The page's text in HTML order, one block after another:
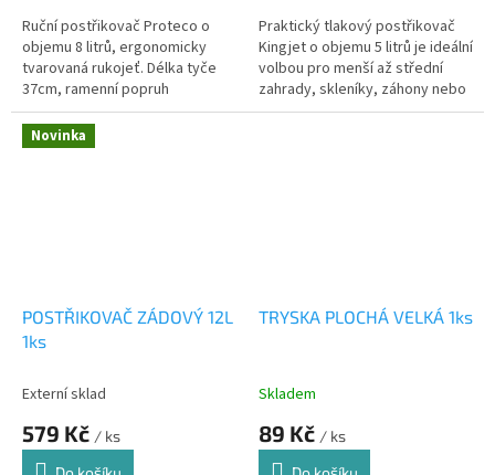
Ruční postřikovač Proteco o
objemu 8 litrů, ergonomicky
tvarovaná rukojeť. Délka tyče
37cm, ramenní popruh
Praktický tlakový postřikovač
Kingjet o objemu 5 litrů je ideální
volbou pro menší až střední
zahrady, skleníky, záhony nebo
ošetření rostlin na terase a
Novinka
POSTŘIKOVAČ ZÁDOVÝ 12L
1ks
Externí sklad
579 Kč / ks
TRYSKA PLOCHÁ VELKÁ 1ks
Skladem
89 Kč / ks